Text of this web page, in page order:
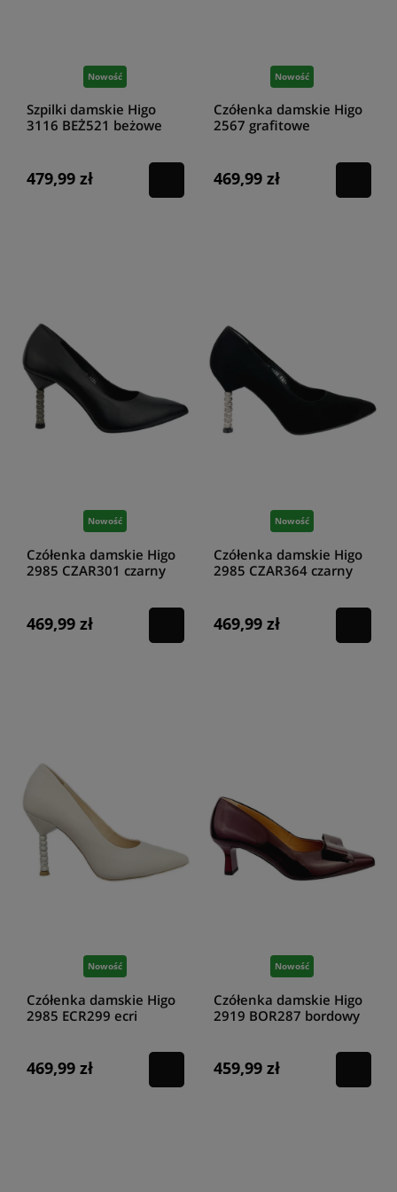
Nowość
Szpilki damskie Higo
3116 BEŻ521 beżowe
479,99 zł
Nowość
Czółenka damskie Higo
2567 grafitowe
469,99 zł
Nowość
Czółenka damskie Higo
2985 CZAR301 czarny
469,99 zł
Nowość
Czółenka damskie Higo
2985 CZAR364 czarny
469,99 zł
Nowość
Czółenka damskie Higo
2985 ECR299 ecri
469,99 zł
Nowość
Czółenka damskie Higo
2919 BOR287 bordowy
459,99 zł